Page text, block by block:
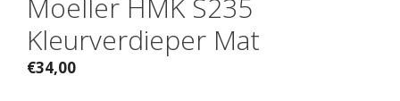
Moeller HMK S235
Kleurverdieper Mat
€34,00